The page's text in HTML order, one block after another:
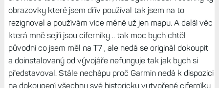
Při přechodu na osmičkovou řadu letos na jaře jsem měl
už to štěstí , že většina počátečních bugů už byla
vyřešena. Obecně jsem s nimi max. spokojen , ale od 7 zas
až takových změn nevnímám.. nicméně jsem rád že se
stále tuní jako původně šestky nebo sedmičky .. naposled
mi udělal radost režim zaměření. Jsem rád za vyšší
voděodolnost (už z principu) .. naopak telefonování ,